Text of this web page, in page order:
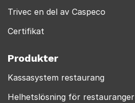
Trivec en del av Caspeco
Certifikat
Produkter
Kassasystem restaurang
Helhetslösning för restauranger